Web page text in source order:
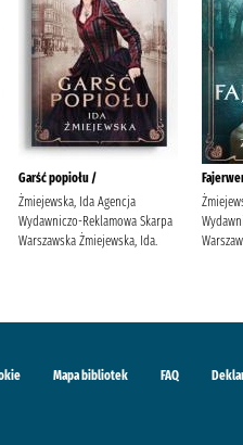
Garść popiołu /
Żmiejewska, Ida Agencja
Wydawniczo-Reklamowa Skarpa
Warszawska Żmiejewska, Ida.
Mapa bibliotek FAQ